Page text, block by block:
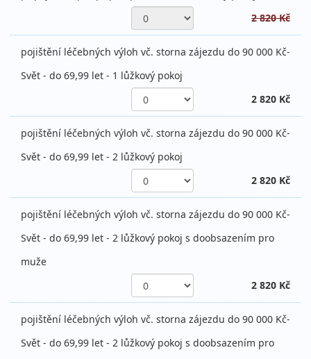
2 820 Kč
pojištění léčebných výloh vč. storna zájezdu do 90 000 Kč-
Svět - do 69,99 let - 1 lůžkový pokoj
2 820 Kč
pojištění léčebných výloh vč. storna zájezdu do 90 000 Kč-
Svět - do 69,99 let - 2 lůžkový pokoj
2 820 Kč
pojištění léčebných výloh vč. storna zájezdu do 90 000 Kč-
Svět - do 69,99 let - 2 lůžkový pokoj s doobsazením pro
muže
2 820 Kč
pojištění léčebných výloh vč. storna zájezdu do 90 000 Kč-
Svět - do 69,99 let - 2 lůžkový pokoj s doobsazením pro